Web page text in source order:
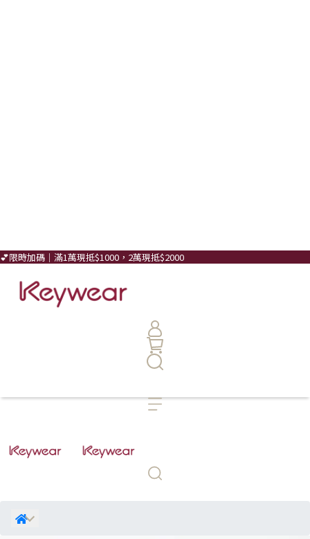
💕限時加碼｜滿1萬現抵$1000，2萬現抵$2000